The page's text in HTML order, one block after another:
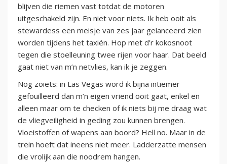
blijven die riemen vast totdat de motoren
uitgeschakeld zijn. En niet voor niets. Ik heb ooit als
stewardess een meisje van zes jaar gelanceerd zien
worden tijdens het taxiën. Hop met d’r kokosnoot
tegen die stoelleuning twee rijen voor haar. Dat beeld
gaat niet van m’n netvlies, kan ik je zeggen.
Nog zoiets: in Las Vegas word ik bijna intiemer
gefouilleerd dan m’n eigen vriend ooit gaat, enkel en
alleen maar om te checken of ik niets bij me draag wat
de vliegveiligheid in geding zou kunnen brengen.
Vloeistoffen of wapens aan boord? Hell no. Maar in de
trein hoeft dat ineens niet meer. Ladderzatte mensen
die vrolijk aan die noodrem hangen.